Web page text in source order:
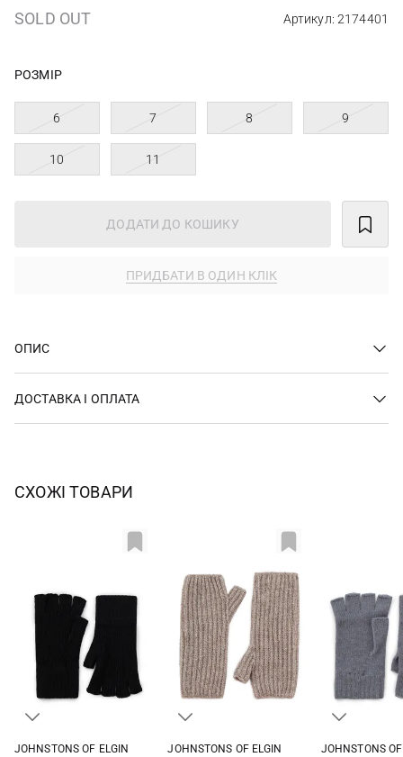
SOLD OUT Артикул: 2174401
РОЗМІР
6 7 8 9
10 11
ДОДАТИ ДО КОШИКУ
ПРИДБАТИ В ОДИН КЛІК
ОПИС
ДОСТАВКА І ОПЛАТА
СХОЖІ ТОВАРИ
JOHNSTONS OF ELGIN
JOHNSTONS OF ELGIN
JOHNSTONS